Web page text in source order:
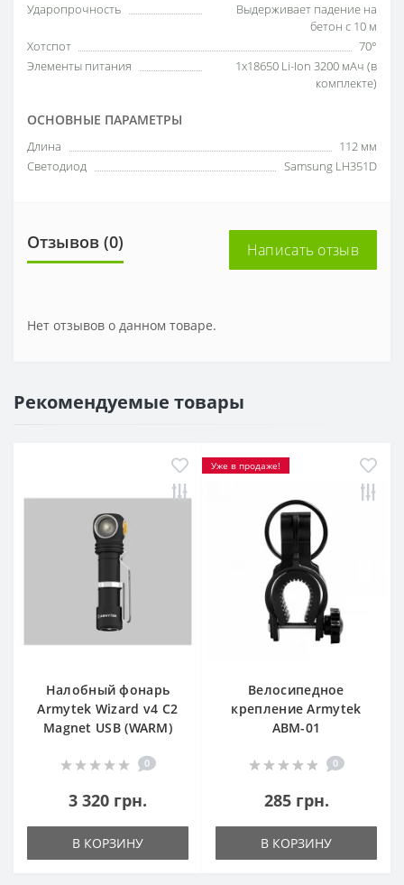
Ударопрочность
Выдерживает падение на
бетон с 10 м
Хотспот
70°
Элементы питания
1x18650 Li-Ion 3200 мАч (в
комплекте)
ОСНОВНЫЕ ПАРАМЕТРЫ
Длина
112 мм
Светодиод
Samsung LH351D
Отзывов (0) Написать отзыв
Нет отзывов о данном товаре.
Рекомендуемые товары
Налобный фонарь
Armytek Wizard v4 C2
Magnet USB (WARM)
0
3 320 грн.
В КОРЗИНУ
Уже в продаже!
Велосипедное
крепление Armytek
ABM-01
0
285 грн.
В КОРЗИНУ